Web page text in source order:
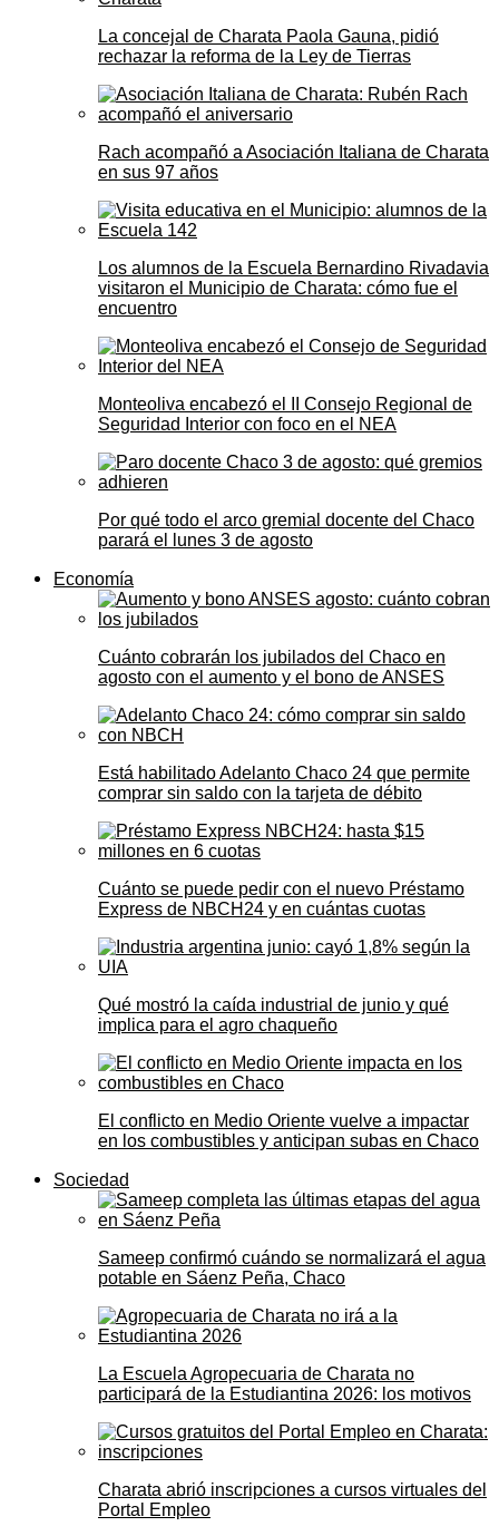
La concejal de Charata Paola Gauna, pidió
rechazar la reforma de la Ley de Tierras
Rach acompañó a Asociación Italiana de Charata
en sus 97 años
Los alumnos de la Escuela Bernardino Rivadavia
visitaron el Municipio de Charata: cómo fue el
encuentro
Monteoliva encabezó el II Consejo Regional de
Seguridad Interior con foco en el NEA
Por qué todo el arco gremial docente del Chaco
parará el lunes 3 de agosto
Economía
Cuánto cobrarán los jubilados del Chaco en
agosto con el aumento y el bono de ANSES
Está habilitado Adelanto Chaco 24 que permite
comprar sin saldo con la tarjeta de débito
Cuánto se puede pedir con el nuevo Préstamo
Express de NBCH24 y en cuántas cuotas
Qué mostró la caída industrial de junio y qué
implica para el agro chaqueño
El conflicto en Medio Oriente vuelve a impactar
en los combustibles y anticipan subas en Chaco
Sociedad
Sameep confirmó cuándo se normalizará el agua
potable en Sáenz Peña, Chaco
La Escuela Agropecuaria de Charata no
participará de la Estudiantina 2026: los motivos
Charata abrió inscripciones a cursos virtuales del
Portal Empleo